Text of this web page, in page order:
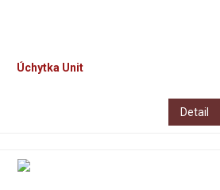
Úchytka Unit
Detail